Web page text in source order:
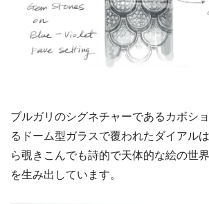
ブルガリのシグネチャーであるカボシ
るドーム型ガラスで覆われたダイアル
ら覗きこんでも詩的で天体的な絵の世
を生み出しています。